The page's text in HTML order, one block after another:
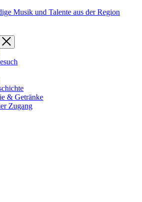
Musik und Talente aus der Region
& Getränke
Zugang